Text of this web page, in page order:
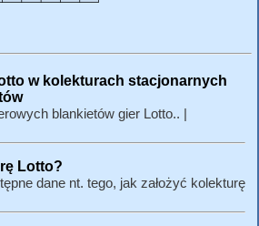
w kolekturach stacjonarnych
blankietów gier Lotto.. |
Lotto?
dane nt. tego, jak założyć kolekturę